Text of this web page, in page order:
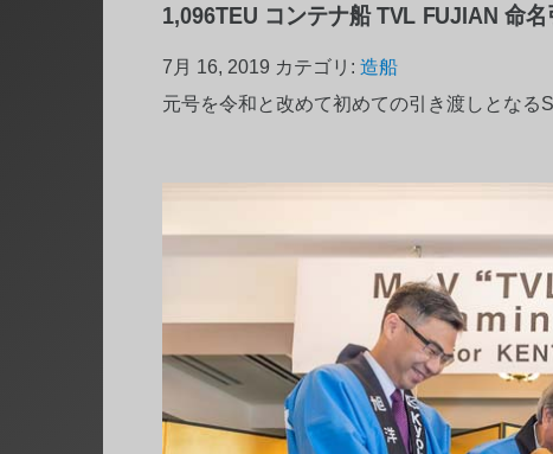
1,096TEU コンテナ船 TVL FUJIAN 命名
7月 16, 2019 カテゴリ:造船
元号を令和と改めて初めての引き渡しとなる